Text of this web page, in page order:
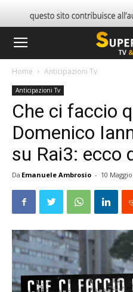
Home Anticipazioni Tv
Anticipazioni Tv
Che ci faccio
Domenico
su Rai3: ecco
Da Emanuele Ambrosio - 10